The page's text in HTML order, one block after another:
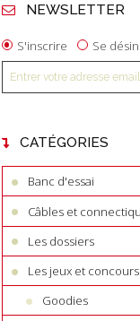
NEWSLETTER
S'inscrire Se
CATÉGORIES
Banc d'essai
Câbles et
Les dossiers
Les jeux et concours
Goodies